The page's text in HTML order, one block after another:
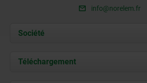
info@norelem.fr
Société
À propos de nous
Téléchargement